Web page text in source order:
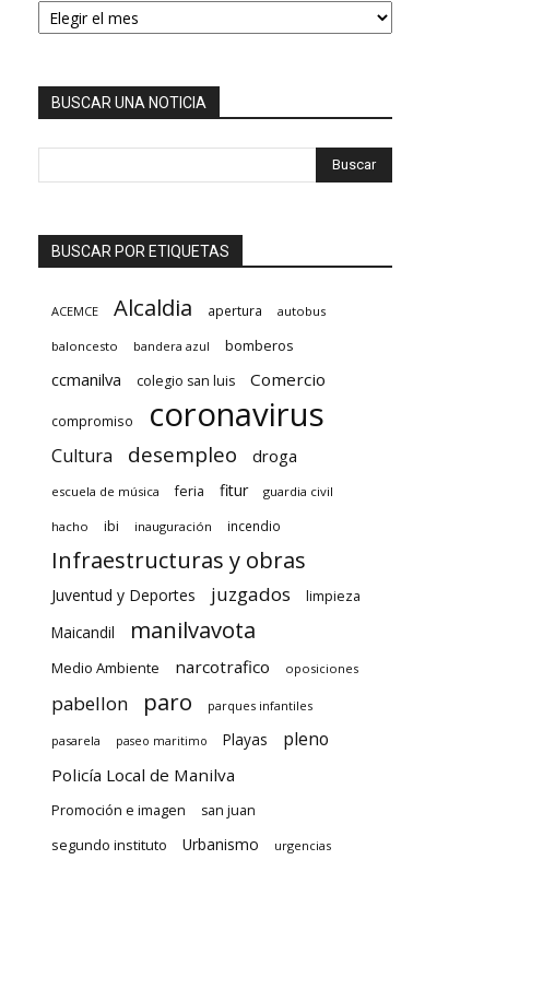
BUSCAR UNA NOTICIA
BUSCAR POR ETIQUETAS
ACEMCE Alcaldia apertura autobus
baloncesto bandera azul bomberos
ccmanilva colegio san luis Comercio
compromiso coronavirus
Cultura desempleo droga
escuela de música feria fitur guardia civil
hacho ibi inauguración incendio
Infraestructuras y obras
Juventud y Deportes juzgados
limpieza
Maicandil
manilvavota
Medio Ambiente narcotrafico oposiciones
pabellon paro parques infantiles
pasarela paseo maritimo Playas pleno
Policía Local de Manilva
Promoción e imagen san juan
segundo instituto Urbanismo urgencias